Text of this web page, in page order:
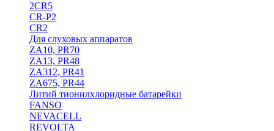
2CR5
CR-P2
CR2
Для слуховых аппаратов
ZA10, PR70
ZA13, PR48
ZA312, PR41
ZA675, PR44
Литий тионилхлоридные батарейки
FANSO
NEVACELL
REVOLTA